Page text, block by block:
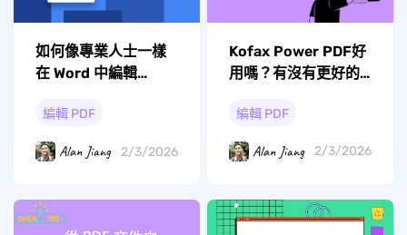
如何像專業人士一樣
在 Word 中編輯
編輯 PDF
Alan Jiang 2/3/2026
Kofax Power PDF好
用嗎？有沒有更好的
編輯 PDF
Alan Jiang 2/3/2026